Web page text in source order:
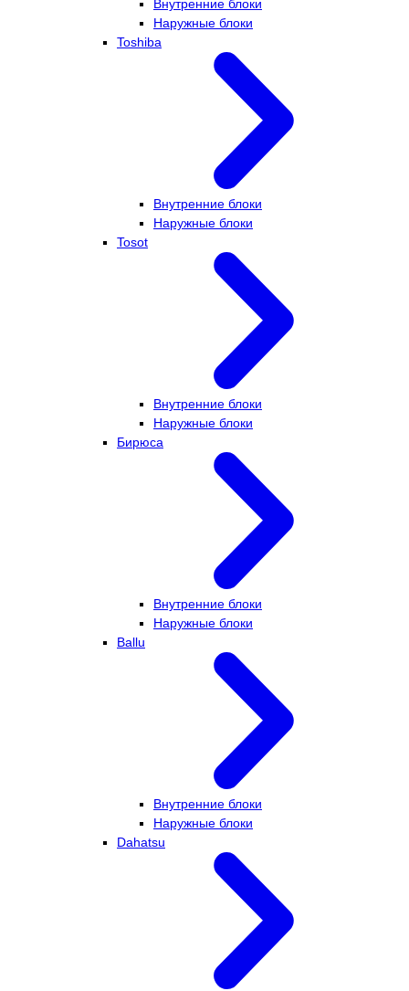
Внутренние блоки
Наружные блоки
Toshiba
Внутренние блоки
Наружные блоки
Tosot
Внутренние блоки
Наружные блоки
Бирюса
Внутренние блоки
Наружные блоки
Ballu
Внутренние блоки
Наружные блоки
Dahatsu